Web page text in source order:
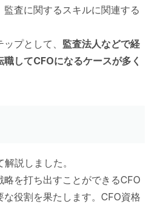
査に関するスキルに関連する
プとして、 監査法人などで経
してCFOになるケースが多く
説しました。
を打ち出すことができるCFO
役割を果たします。CFO資格